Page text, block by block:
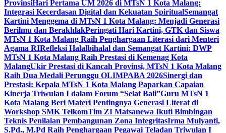
ProvinsiHari Pertama UM 2026 di MTsN 1 Kota Malang:
Integrasi Kecerdasan Digital dan Kekuatan SpiritualSemangat
Kartini Menggema di MTsN 1 Kota Malang: Menjadi Generasi
Berilmu dan BerakhlakPeringati Hari Kartini, GTK dan Siswa
MTsN 1 Kota Malang Raih Penghargaan Literasi dari Menteri
Agama RIRefleksi Halalbihalal dan Semangat Kartini: DWP
MTsN 1 Kota Malang Raih Prestasi di Kemenag Kota
MalangUkir Prestasi di Kancah Provinsi, MTsN 1 Kota Malang
Raih Dua Medali Perunggu OLIMPABA 2026Sinergi dan
Prestasi: Kepala MTsN 1 Kota Malang Paparkan Capaian
Kinerja Triwulan I dalam Forum “Selat Bali”Guru MTsN 1
Kota Malang Beri Materi Pentingnya Generasi Literat di
Workshop SMK TelkomTim ZI Matsanewa Ikuti Bimbingan
Teknis Penilaian Pembangunan Zona IntegritasIrma Mulyanti,
S.Pd., M.Pd Raih Penghargaan Pegawai Teladan Triwulan I